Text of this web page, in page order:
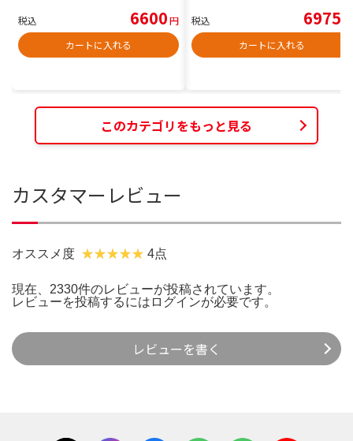
税込 6600円
カートに入れる
税込 6975
カートに入れる
このカテゴリをもっと見る
カスタマーレビュー
オススメ度 4点
現在、2330件のレビューが投稿されています。
レビューを投稿するには ログインが必要です。
レビューを書く